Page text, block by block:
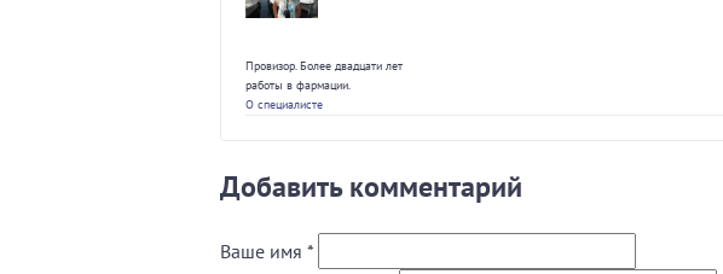
Провизор. Более двадцати лет
работы в фармации.
О специалисте
Добавить комментарий
Ваше имя *